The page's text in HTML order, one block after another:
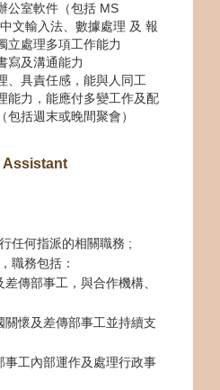
公室軟件（包括 MS
文輸入法、數據處理 及 報
立處理多項工作能力
寫及溝通能力
、具責任感，能與人同工
能力，能應付多變工作及配
包括週末或晚間聚會）
Assistant
任何指派的相關職務 ;
職務包括：
傳部事工，與合作機構、
關懷及差傳部事工並持續支
事工內部運作及處理行政事